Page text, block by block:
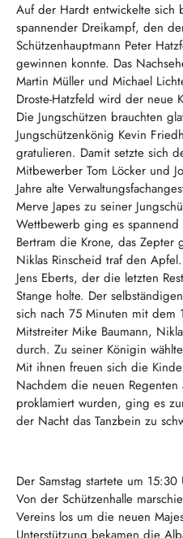
Auf der Hardt entwickelte sich
spannender Dreikampf, den
Schützenhauptmann Peter
gewinnen konnte. Das
Martin Müller und Michael
Droste-Hatzfeld wird der neue
Die Jungschützen brauchten
Jungschützenkönig Kevin
gratulieren. Damit setzte sich
Mitbewerber Tom Löcker und
Jahre alte
Merve Japes zu seiner
Wettbewerb ging es spannend
Bertram die Krone, das Zepter
Niklas Rinscheid traf den
Jens Eberts, der die letzten
Stange holte. Der
sich nach 75 Minuten mit dem
Mitstreiter Mike Baumann,
durch. Zu seiner Königin
Mit ihnen freuen sich die
Nachdem die neuen
proklamiert wurden, ging es
der Nacht das Tanzbein zu
Der Samstag startete um
Von der Schützenhalle
Vereins los um die neuen